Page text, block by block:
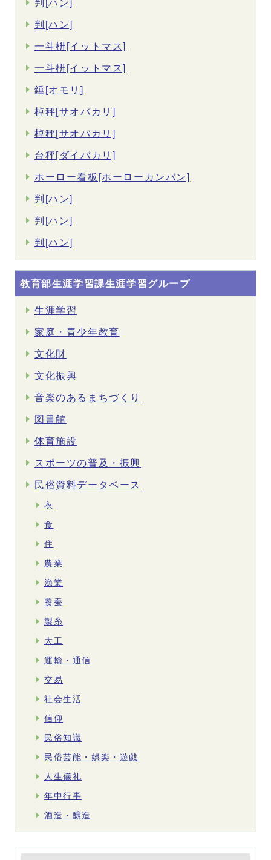
判[ハン]
判[ハン]
一斗枡[イットマス]
一斗枡[イットマス]
錘[オモリ]
棹秤[サオバカリ]
棹秤[サオバカリ]
台秤[ダイバカリ]
ホーロー看板[ホーローカンバン]
判[ハン]
判[ハン]
判[ハン]
教育部生涯学習課生涯学習グループ
生涯学習
家庭・青少年教育
文化財
文化振興
音楽のあるまちづくり
図書館
体育施設
スポーツの普及・振興
民俗資料データベース
衣
食
住
農業
漁業
養蚕
製糸
大工
運輸・通信
交易
社会生活
信仰
民俗知識
民俗芸能・娯楽・遊戯
人生儀礼
年中行事
酒造・醸造